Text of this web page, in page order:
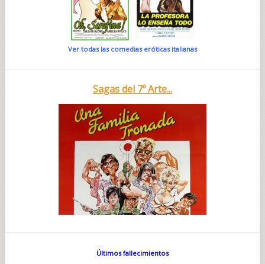
Ver todas las comedias eróticas italianas
Sagas del 7º Arte...
Últimos fallecimientos